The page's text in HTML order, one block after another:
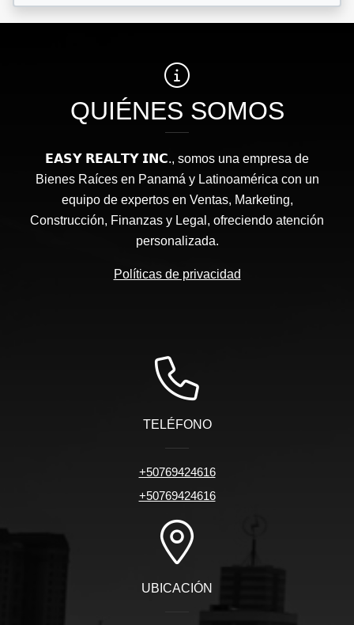
QUIÉNES SOMOS
𝗘𝗔𝗦𝗬 𝗥𝗘𝗔𝗟𝗧𝗬 𝗜𝗡𝗖., somos una empresa de
Bienes Raíces en Panamá y Latinoamérica con un
equipo de expertos en Ventas, Marketing,
Construcción, Finanzas y Legal, ofreciendo atención
personalizada.
Políticas de privacidad
TELÉFONO
+50769424616
+50769424616
UBICACIÓN